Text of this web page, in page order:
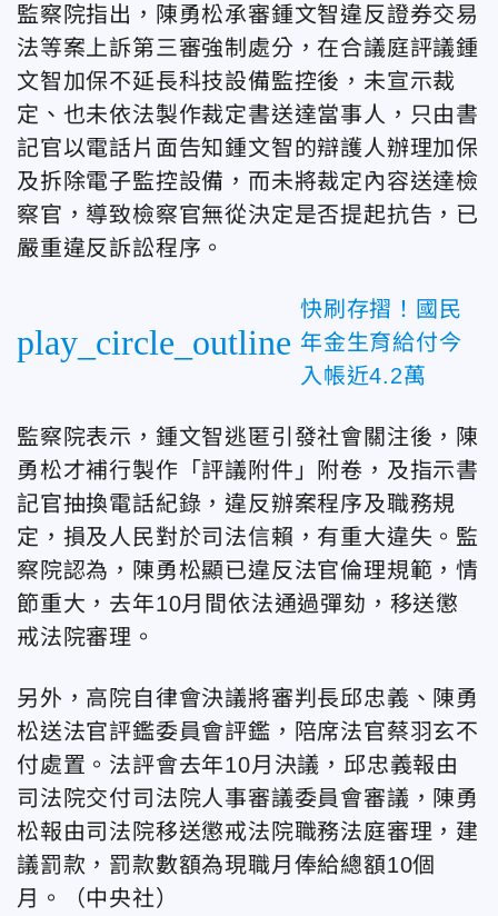
監察院指出，陳勇松承審鍾文智違反證券交易
法等案上訴第三審強制處分，在合議庭評議鍾
文智加保不延長科技設備監控後，未宣示裁
定、也未依法製作裁定書送達當事人，只由書
記官以電話片面告知鍾文智的辯護人辦理加保
及拆除電子監控設備，而未將裁定內容送達檢
察官，導致檢察官無從決定是否提起抗告，已
嚴重違反訴訟程序。
play_circle_outline
快刷存摺！國民
年金生育給付今
入帳近4.2萬
監察院表示，鍾文智逃匿引發社會關注後，陳
勇松才補行製作「評議附件」附卷，及指示書
記官抽換電話紀錄，違反辦案程序及職務規
定，損及人民對於司法信賴，有重大違失。監
察院認為，陳勇松顯已違反法官倫理規範，情
節重大，去年10月間依法通過彈劾，移送懲
戒法院審理。
另外，高院自律會決議將審判長邱忠義、陳勇
松送法官評鑑委員會評鑑，陪席法官蔡羽玄不
付處置。法評會去年10月決議，邱忠義報由
司法院交付司法院人事審議委員會審議，陳勇
松報由司法院移送懲戒法院職務法庭審理，建
議罰款，罰款數額為現職月俸給總額10個
月。（中央社）